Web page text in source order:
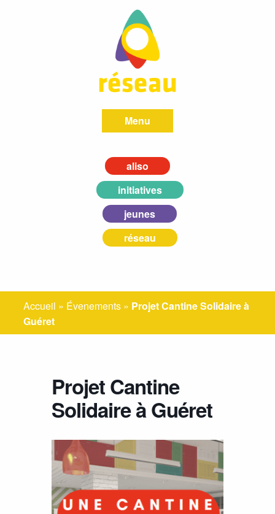
Menu
aliso
initiatives
jeunes
réseau
Accueil » Évenements » Projet Cantine Solidaire à
Guéret
Projet Cantine
Solidaire à Guéret